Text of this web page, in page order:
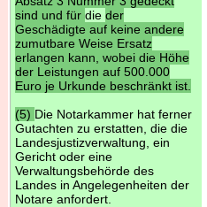
sind und für die der
Geschädigte auf keine andere
zumutbare Weise Ersatz
erlangen kann, wobei die Höhe
der Leistungen auf 500.000
Euro je Urkunde beschränkt ist.
(5) Die Notarkammer hat ferner
Gutachten zu erstatten, die die
Landesjustizverwaltung, ein
Gericht oder eine
Verwaltungsbehörde des
Landes in Angelegenheiten der
Notare anfordert.